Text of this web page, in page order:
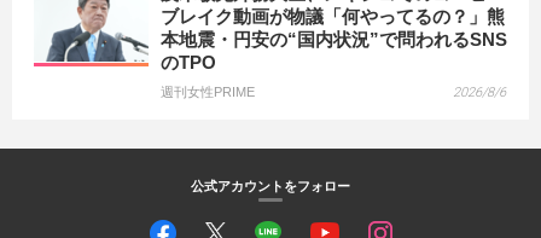
ブレイク動画が物議「何やってるの？」熊
本地震・円安の“国内状況”で問われるSNS
のTPO
週刊女性PRIME 2026/8/6
公式アカウントをフォロー